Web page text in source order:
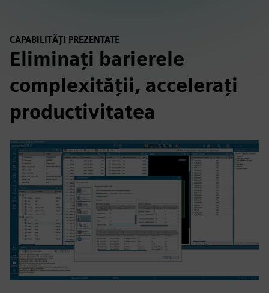
CAPABILITĂȚI PREZENTATE
Eliminați barierele
complexității, accelerați
productivitatea